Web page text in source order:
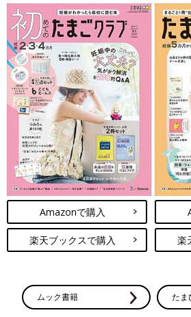
満生 生後6カ月にHID症候群と診断さ
皮膚の症状だけでなく、難聴も症状のひ
後9カ月に角膜炎の症状が加わったこと
群に変わりました。
――KID症候群とは、どのような病気で
満生 KID症候群は遺伝子の異常によっ
治療法は確立されていませんが、人に
発症は100万人に1人未満といわれてい
の皮膚が赤く、角質が厚くなる皮膚の
による視力低下。千尋の場合は、さら
足の裏の角質が網目状に厚かったり、発
症状があります。また、皮膚の疾患によ
なわれるため、感染症に感染しやすいう
やすく、去年だけでも5回入院していま
――次々と病気を診断されるのはつらか
は、どのようなお気持ちでしたか？
Amazonで購入
楽天ブックスで購入 楽
ムック書籍 たま